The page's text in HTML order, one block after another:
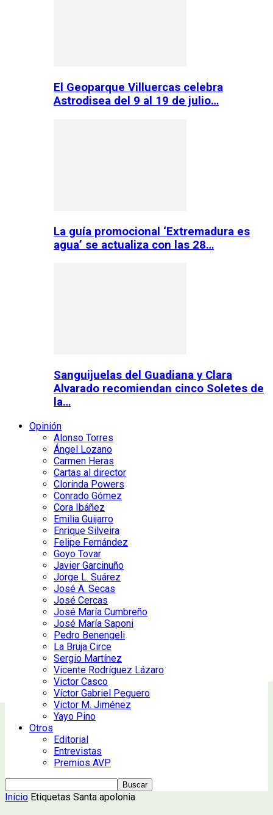
El Geoparque Villuercas celebra
Astrodisea del 9 al 19 de julio…
La guía promocional ‘Extremadura es
agua’ se actualiza con las 28…
Sanguijuelas del Guadiana y Clara
Alvarado recomiendan cinco Soletes de
la…
Opinión
Alonso Torres
Ángel Lozano
Carmen Heras
Cartas al director
Clorinda Powers
Conrado Gómez
Cora Ibáñez
Emilia Guijarro
Enrique Silveira
Felipe Fernández
Goyo Tovar
Javier Garcinuño
Jorge L. Suárez
José A. Secas
José Cercas
José María Cumbreño
José María Saponi
Pedro Benengeli
La Bruja Circe
Sergio Martínez
Vicente Rodríguez Lázaro
Victor Casco
Víctor Gabriel Peguero
Victor M. Jiménez
Yayo Pino
Otros
Editorial
Entrevistas
Premios AVP
Inicio Etiquetas Santa apolonia